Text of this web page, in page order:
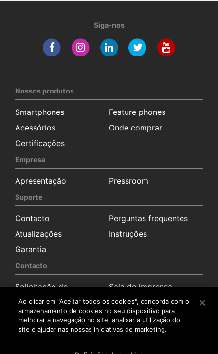
Siga-nos
Nossos produtos
Smartphones
Feature phones
Acessórios
Onde comprar
Certificações
Empresa
Apresentação Pressroom
Suporte
Contacto
Perguntas frequentes
Atualizações
Instruções
Garantia
Contacto
Solicitação de
informação
Sala de imprensa
Distribuidores
Serviço pós-venda
Ao clicar em "Aceitar todos os cookies", concorda com o
armazenamento de cookies no seu dispositivo para
melhorar a navegação no site, analisar a utilização do
site e ajudar nas nossas iniciativas de marketing.